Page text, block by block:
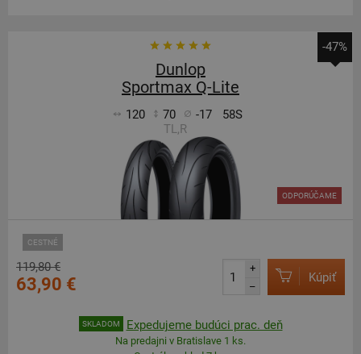
-47%
Dunlop
Sportmax Q-Lite
120 70 -17
58S
TL,R
CESTNÉ
ODPORÚČAME
119,80 €
63,90 €
+
–
Kúpiť
SKLADOM Expedujeme budúci prac. deň
Na predajni v Bratislave 1 ks.